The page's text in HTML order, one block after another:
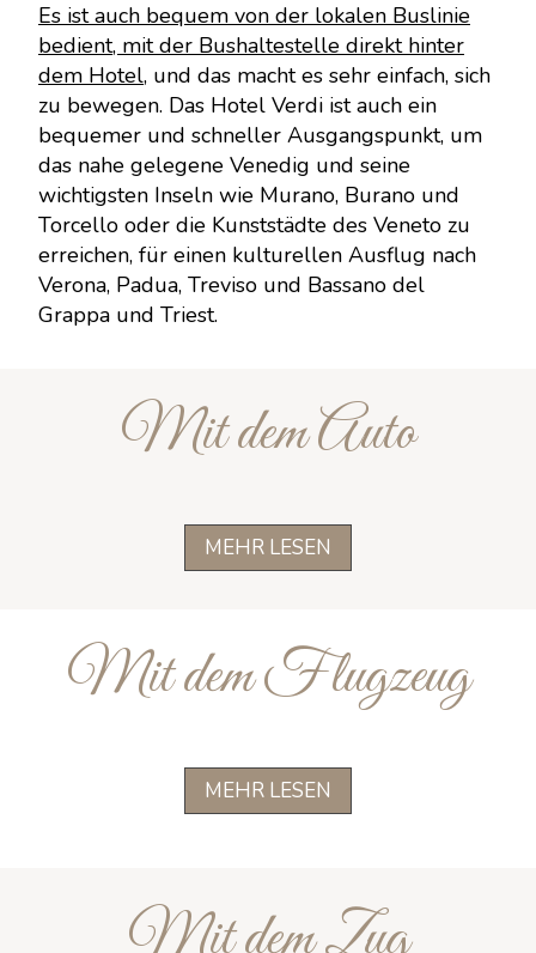
Es ist auch bequem von der lokalen Buslinie
bedient, mit der Bushaltestelle direkt hinter
dem Hotel, und das macht es sehr einfach, sich
zu bewegen. Das Hotel Verdi ist auch ein
bequemer und schneller Ausgangspunkt, um
das nahe gelegene Venedig und seine
wichtigsten Inseln wie Murano, Burano und
Torcello oder die Kunststädte des Veneto zu
erreichen, für einen kulturellen Ausflug nach
Verona, Padua, Treviso und Bassano del
Grappa und Triest.
Mit dem Auto
MEHR LESEN
Mit dem Flugzeug
MEHR LESEN